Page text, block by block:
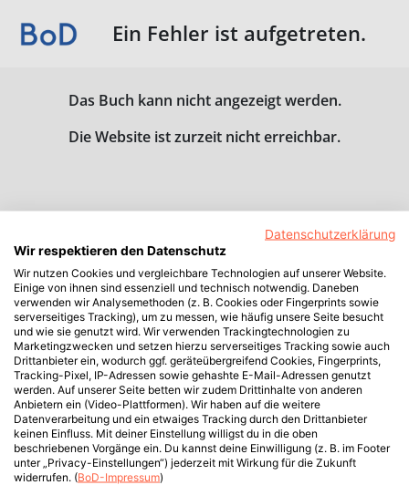
Ein Fehler ist aufgetreten.
Das Buch kann nicht angezeigt werden.
Die Website ist zurzeit nicht erreichbar.
Datenschutzerklärung
Wir respektieren den Datenschutz
Wir nutzen Cookies und vergleichbare Technologien auf unserer Website.
Einige von ihnen sind essenziell und technisch notwendig. Daneben
verwenden wir Analysemethoden (z. B. Cookies oder Fingerprints sowie
serverseitiges Tracking), um zu messen, wie häufig unsere Seite besucht
und wie sie genutzt wird. Wir verwenden Trackingtechnologien zu
Marketingzwecken und setzen hierzu serverseitiges Tracking sowie auch
Drittanbieter ein, wodurch ggf. geräteübergreifend Cookies, Fingerprints,
Tracking-Pixel, IP-Adressen sowie gehashte E-Mail-Adressen genutzt
werden. Auf unserer Seite betten wir zudem Drittinhalte von anderen
Anbietern ein (Video-Plattformen). Wir haben auf die weitere
Datenverarbeitung und ein etwaiges Tracking durch den Drittanbieter
keinen Einfluss. Mit deiner Einstellung willigst du in die oben
beschriebenen Vorgänge ein. Du kannst deine Einwilligung (z. B. im Footer
unter „Privacy-Einstellungen“) jederzeit mit Wirkung für die Zukunft
widerrufen. (BoD-Impressum)